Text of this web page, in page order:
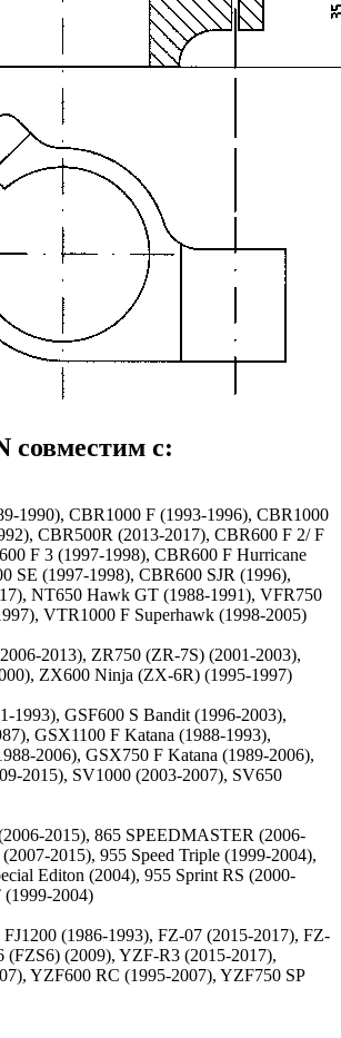
совместим с:
1990), CBR1000 F (1993-1996), CBR1000
CBR500R (2013-2017), CBR600 F 2/ F
F 3 (1997-1998), CBR600 F Hurricane
SE (1997-1998), CBR600 SJR (1996),
NT650 Hawk GT (1988-1991), VFR750
VTR1000 F Superhawk (1998-2005)
2013), ZR750 (ZR-7S) (2001-2003),
ZX600 Ninja (ZX-6R) (1995-1997)
1993), GSF600 S Bandit (1996-2003),
GSX1100 F Katana (1988-1993),
2006), GSX750 F Katana (1989-2006),
2015), SV1000 (2003-2007), SV650
2015), 865 SPEEDMASTER (2006-
2015), 955 Speed Triple (1999-2004),
Editon (2004), 955 Sprint RS (2000-
(1999-2004)
FJ1200 (1986-1993), FZ-07 (2015-2017), FZ-
(FZS6) (2009), YZF-R3 (2015-2017),
YZF600 RC (1995-2007), YZF750 SP